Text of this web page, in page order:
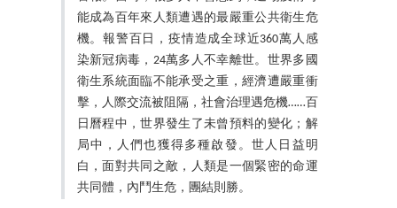
能成為百年來人類遭遇的最嚴重公共衛生危
機。報警百日，疫情造成全球近360萬人感
染新冠病毒，24萬多人不幸離世。世界多國
衛生系統面臨不能承受之重，經濟遭嚴重衝
擊，人際交流被阻隔，社會治理遇危機……百
日曆程中，世界發生了未曾預料的變化；解
局中，人們也獲得多種啟發。世人日益明
白，面對共同之敵，人類是一個緊密的命運
共同體，內鬥生危，團結則勝。